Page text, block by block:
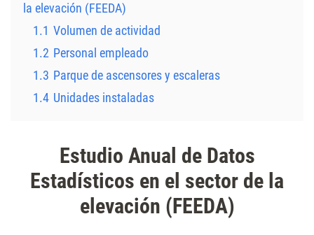
la elevación (FEEDA)
1.1 Volumen de actividad
1.2 Personal empleado
1.3 Parque de ascensores y escaleras
1.4 Unidades instaladas
Estudio Anual de Datos
Estadísticos en el sector de la
elevación (FEEDA)